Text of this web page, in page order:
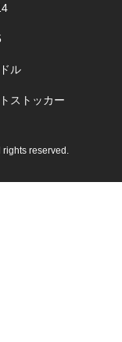
ル
ストッカー
reserved.